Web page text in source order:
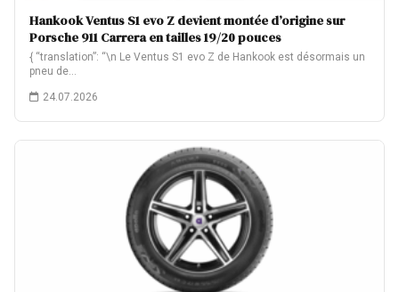
Hankook Ventus S1 evo Z devient montée d’origine sur
Porsche 911 Carrera en tailles 19/20 pouces
{ “translation”: “\n Le Ventus S1 evo Z de Hankook est désormais un
pneu de…
24.07.2026